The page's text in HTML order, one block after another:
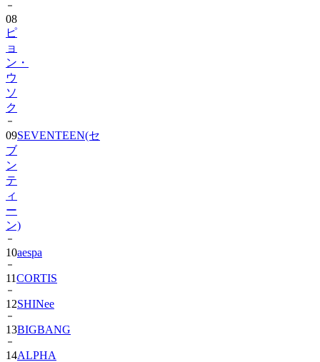
ピ
ョ
ン・
ウ
ソ
ク
09
ブ
ン
テ
ィ
ー
ン)
10aespa
11CORTIS
12SHINee
13BIGBANG
14ALPHA
DRIVE
ONE)